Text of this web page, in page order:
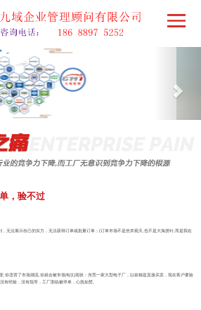
，验不过
无法展示自己的实力，无法获得订单或批量订单；(订单市场不是坐井观天,也不是大海捞针,而是我在
,你违背了市场潮流,你就会被市场淘汰)现状：东莞一家大型电子厂，以前都是直接买卖，现在客户要验
有经验，没有指导，工厂面临被停单，心急如焚。